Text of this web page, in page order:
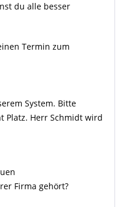
du alle besser
Termin zum
System. Bitte
Platz. Herr Schmidt wird
Firma gehört?